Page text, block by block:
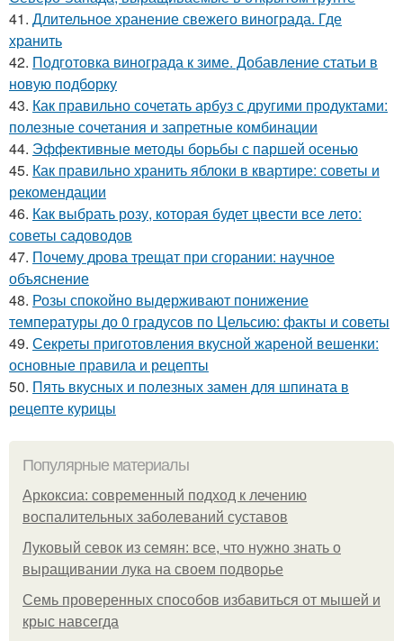
41. Длительное хранение свежего винограда. Где
хранить
42. Подготовка винограда к зиме. Добавление статьи в
новую подборку
43. Как правильно сочетать арбуз с другими продуктами:
полезные сочетания и запретные комбинации
44. Эффективные методы борьбы с паршей осенью
45. Как правильно хранить яблоки в квартире: советы и
рекомендации
46. Как выбрать розу, которая будет цвести все лето:
советы садоводов
47. Почему дрова трещат при сгорании: научное
объяснение
48. Розы спокойно выдерживают понижение
температуры до 0 градусов по Цельсию: факты и советы
49. Секреты приготовления вкусной жареной вешенки:
основные правила и рецепты
50. Пять вкусных и полезных замен для шпината в
рецепте курицы
Популярные материалы
Аркоксиа: современный подход к лечению
воспалительных заболеваний суставов
Луковый севок из семян: все, что нужно знать о
выращивании лука на своем подворье
Семь проверенных способов избавиться от мышей и
крыс навсегда